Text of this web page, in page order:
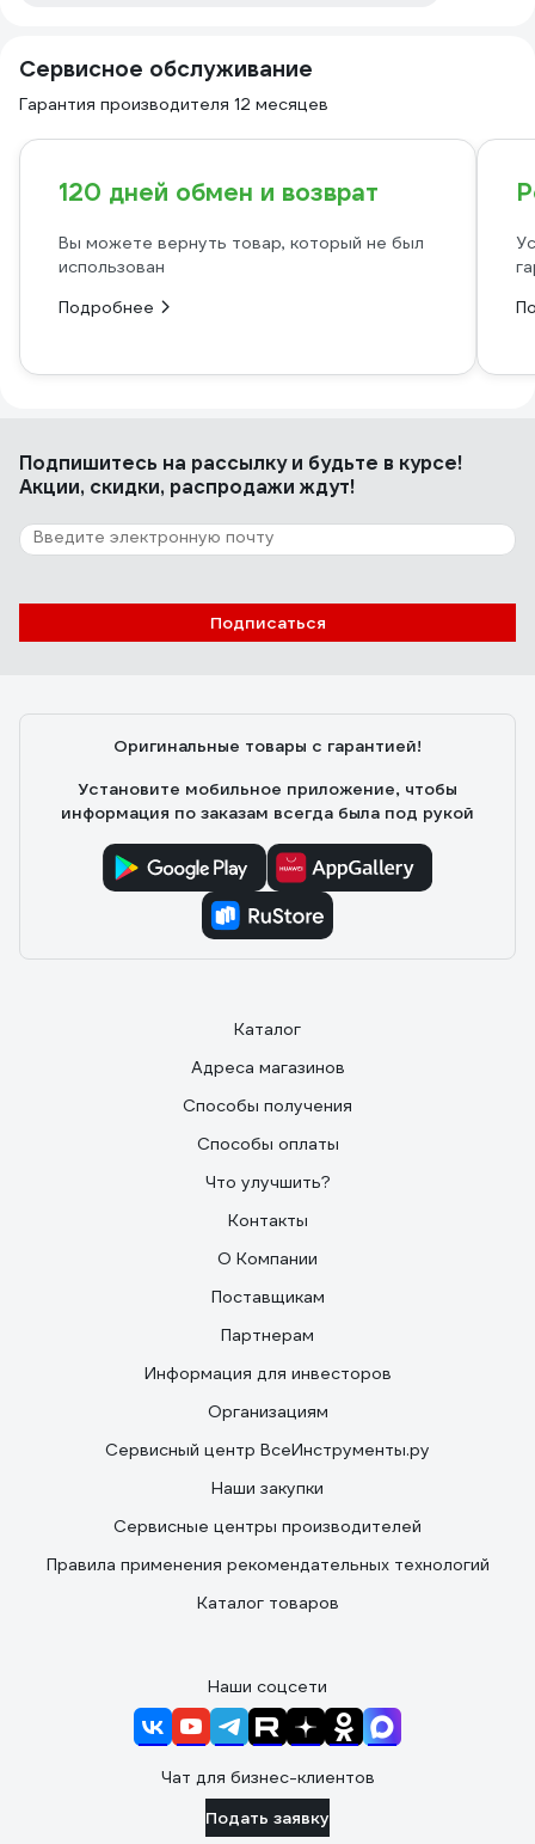
Сервисное обслуживание
Гарантия производителя 12 месяцев
120 дней обмен и возврат
Вы можете вернуть товар, который не был
использован
Подробнее
Подпишитесь на рассылкуи будьте в курсе!
Акции, скидки, распродажи ждут!
Подписаться
Оригинальные товары с гарантией!
Установите мобильное приложение, чтобы
информация по заказам всегда была под рукой
Каталог
Адреса магазинов
Способы получения
Способы оплаты
Что улучшить?
Контакты
О Компании
Поставщикам
Партнерам
Информация для инвесторов
Организациям
Сервисный центр ВсеИнструменты.ру
Наши закупки
Сервисные центры производителей
Правила применения рекомендательных технологий
Каталог товаров
Наши соцсети
Чат для бизнес-клиентов
Подать заявку